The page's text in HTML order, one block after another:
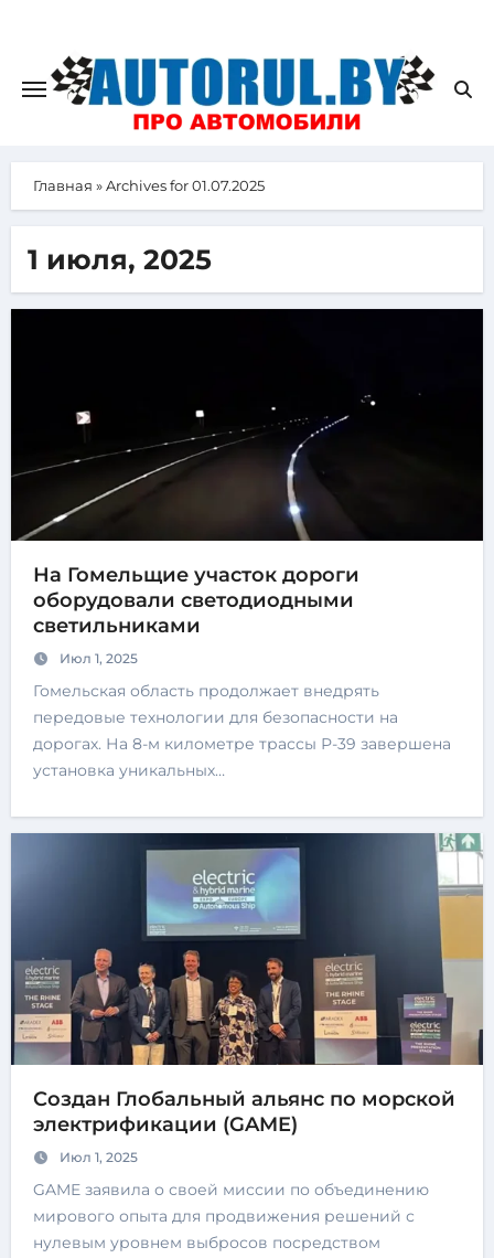
Главная »Archives for 01.07.2025
1 июля, 2025
На Гомельщие участок дороги
оборудовали светодиодными
светильниками
Июл 1, 2025
Гомельская область продолжает внедрять
передовые технологии для безопасности на
дорогах. На 8-м километре трассы Р-39 завершена
установка уникальных…
Создан Глобальный альянс по морской
электрификации (GAME)
Июл 1, 2025
GAME заявила о своей миссии по объединению
мирового опыта для продвижения решений с
нулевым уровнем выбросов посредством